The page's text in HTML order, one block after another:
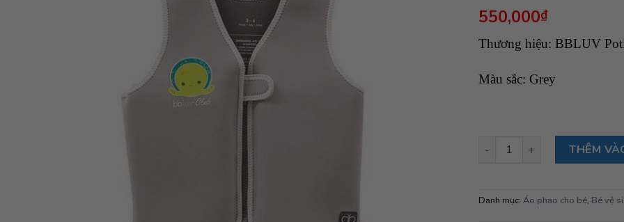
550,000₫
Thương hiệu: BBLUV
Màu sắc: Grey
Áo phao bơi bbluv Naj size S
THÊM
Danh mục: Áo phao cho bé, Bé vệ